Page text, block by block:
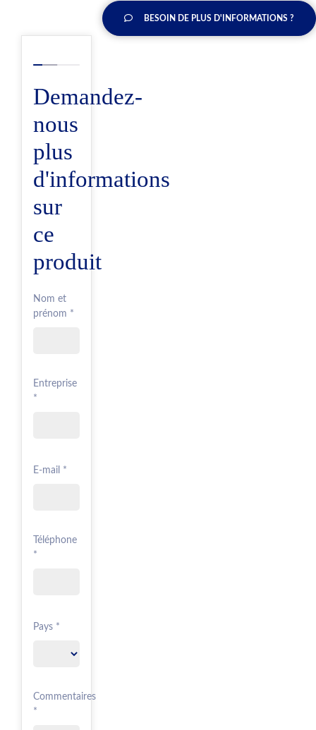
BESOIN DE PLUS D'INFORMATIONS ?
Demandez-
nous
plus
d'informations
sur
ce
produit
Nom et
prénom *
Entreprise
*
E-mail *
Téléphone
*
Pays *
Commentaires
*